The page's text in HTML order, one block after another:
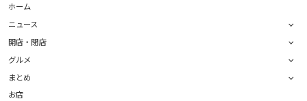
ホーム
ニュース
開店・閉店
グルメ
まとめ
お店